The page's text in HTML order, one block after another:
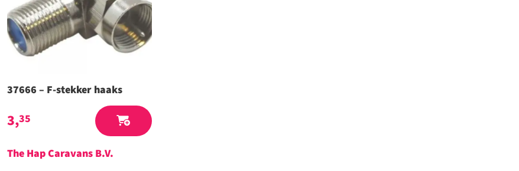
37666 – F-stekker haaks
3,35
The Hap Caravans B.V.